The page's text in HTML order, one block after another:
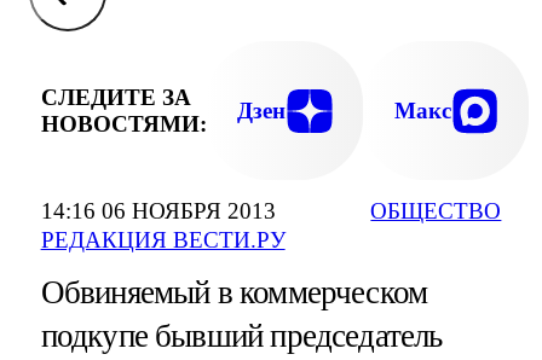
14:16 06 НОЯБРЯ 2013
РЕДАКЦИЯ ВЕСТИ.РУ
ОБЩЕСТВО
СЛЕДИТЕ ЗА
НОВОСТЯМИ:
Дзен Макс
Обвиняемый в коммерческом
подкупе бывший председатель